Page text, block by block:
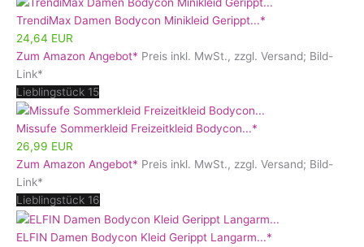
TrendiMax Damen Bodycon Minikleid Gerippt...*
24,64 EUR
Zum Amazon Angebot* Preis inkl. MwSt., zzgl. Versand; Bild-
Link*
Lieblingstück 15
Missufe Sommerkleid Freizeitkleid Bodycon...*
26,99 EUR
Zum Amazon Angebot* Preis inkl. MwSt., zzgl. Versand; Bild-
Link*
Lieblingstück 16
ELFIN Damen Bodycon Kleid Gerippt Langarm...*